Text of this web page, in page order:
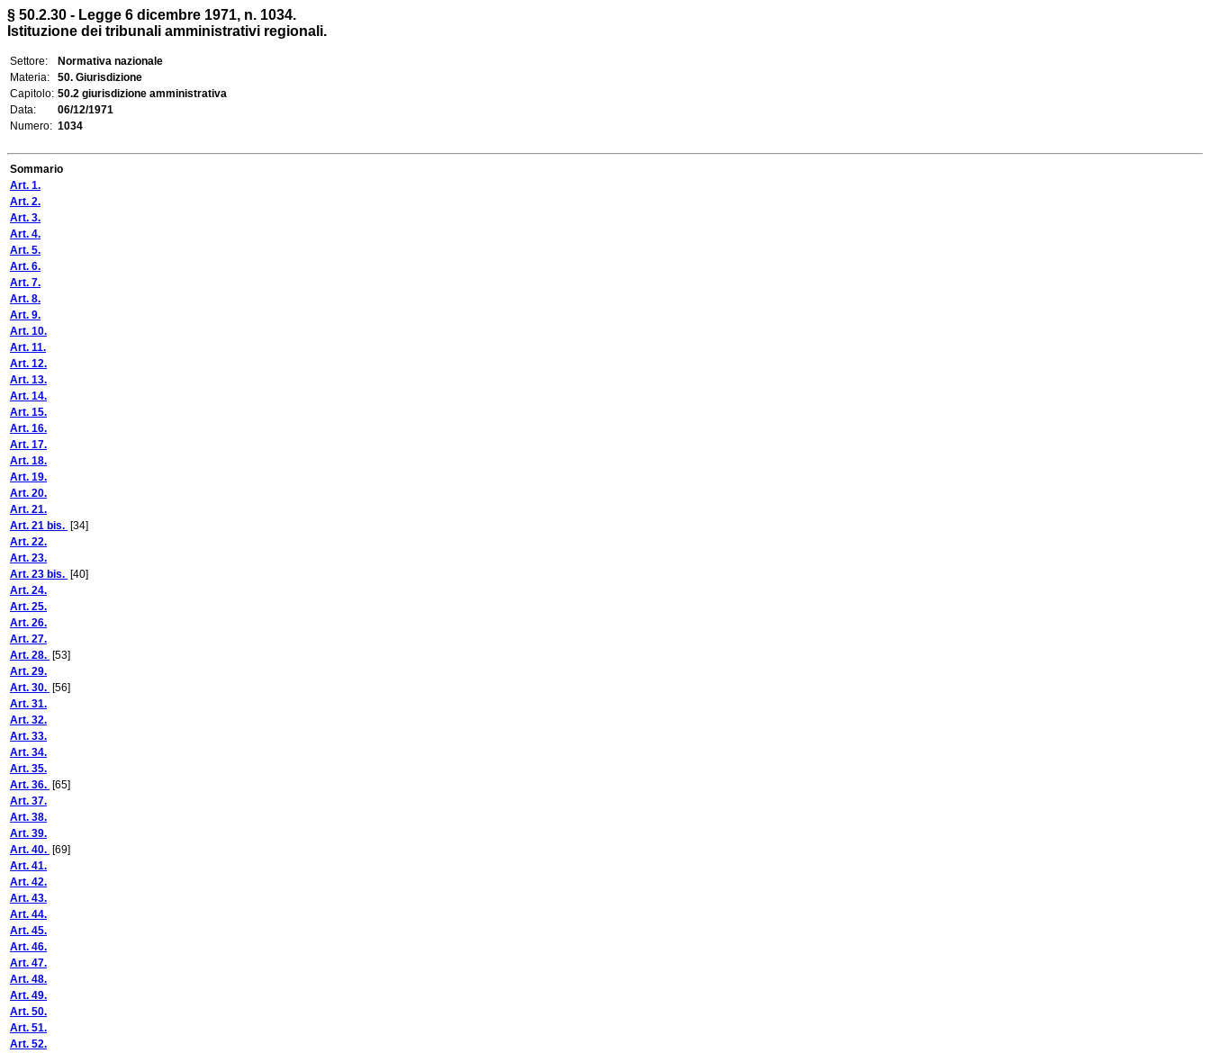
§ 50.2.30 - Legge 6 dicembre 1971, n. 1034.
Istituzione dei tribunali amministrativi regionali.
Settore:
Normativa nazionale
Materia:
50. Giurisdizione
Capitolo: 50.2 giurisdizione amministrativa
Data:
06/12/1971
Numero: 1034
Sommario
Art. 1.
Art. 2.
Art. 3.
Art. 4.
Art. 5.
Art. 6.
Art. 7.
Art. 8.
Art. 9.
Art. 10.
Art. 11.
Art. 12.
Art. 13.
Art. 14.
Art. 15.
Art. 16.
Art. 17.
Art. 18.
Art. 19.
Art. 20.
Art. 21.
Art. 21 bis. [34]
Art. 22.
Art. 23.
Art. 23 bis. [40]
Art. 24.
Art. 25.
Art. 26.
Art. 27.
Art. 28. [53]
Art. 29.
Art. 30. [56]
Art. 31.
Art. 32.
Art. 33.
Art. 34.
Art. 35.
Art. 36. [65]
Art. 37.
Art. 38.
Art. 39.
Art. 40. [69]
Art. 41.
Art. 42.
Art. 43.
Art. 44.
Art. 45.
Art. 46.
Art. 47.
Art. 48.
Art. 49.
Art. 50.
Art. 51.
Art. 52.